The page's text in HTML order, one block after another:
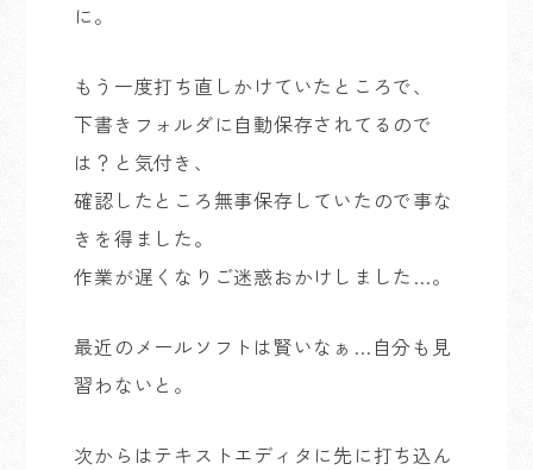
に。
もう一度打ち直しかけていたところで、
下書きフォルダに自動保存されてるので
は？と気付き、
確認したところ無事保存していたので事な
きを得ました。
作業が遅くなりご迷惑おかけしました…。
最近のメールソフトは賢いなぁ…自分も見
習わないと。
次からはテキストエディタに先に打ち込ん